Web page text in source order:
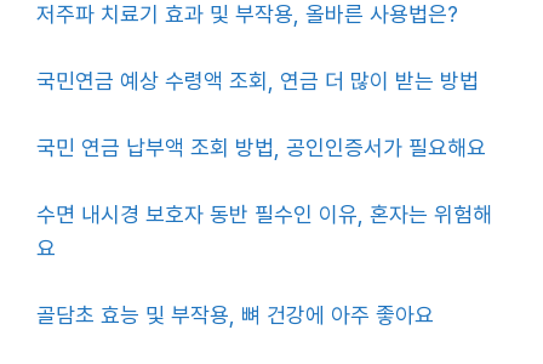
저주파 치료기 효과 및 부작용, 올바른 사용법은?
국민연금 예상 수령액 조회, 연금 더 많이 받는 방법
국민 연금 납부액 조회 방법, 공인인증서가 필요해요
수면 내시경 보호자 동반 필수인 이유, 혼자는 위험해
요
골담초 효능 및 부작용, 뼈 건강에 아주 좋아요